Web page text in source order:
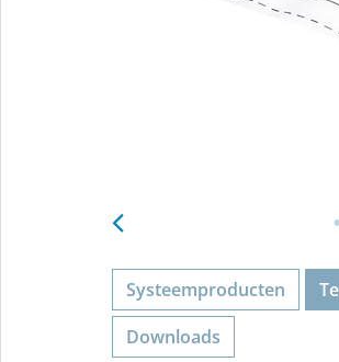
Systeemproducten
Downloads